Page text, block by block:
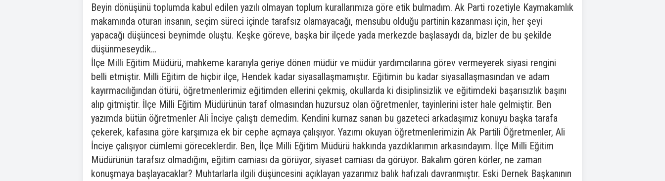
Beyin dönüşünü toplumda kabul edilen yazılı olmayan toplum kurallarımıza göre etik bulmadım. Ak Parti rozetiyle Kaymakamlık
makamında oturan insanın, seçim süreci içinde tarafsız olamayacağı, mensubu olduğu partinin kazanması için, her şeyi
yapacağı düşüncesi beynimde oluştu. Keşke göreve, başka bir ilçede yada merkezde başlasaydı da, bizler de bu şekilde
düşünmeseydik…
İlçe Milli Eğitim Müdürü, mahkeme kararıyla geriye dönen müdür ve müdür yardımcılarına görev vermeyerek siyasi rengini
belli etmiştir. Milli Eğitim de hiçbir ilçe, Hendek kadar siyasallaşmamıştır. Eğitimin bu kadar siyasallaşmasından ve adam
kayırmacılığından ötürü, öğretmenlerimiz eğitimden ellerini çekmiş, okullarda ki disiplinsizlik ve eğitimdeki başarısızlık başını
alıp gitmiştir. İlçe Milli Eğitim Müdürünün taraf olmasından huzursuz olan öğretmenler, tayinlerini ister hale gelmiştir. Ben
yazımda bütün öğretmenler Ali İnciye çalıştı demedim. Kendini kurnaz sanan bu gazeteci arkadaşımız konuyu başka tarafa
çekerek, kafasına göre karşımıza ek bir cephe açmaya çalışıyor. Yazımı okuyan öğretmenlerimizin Ak Partili Öğretmenler, Ali
İnciye çalışıyor cümlemi göreceklerdir. Ben, İlçe Milli Eğitim Müdürü hakkında yazdıklarımın arkasındayım. İlçe Milli Eğitim
Müdürünün tarafsız olmadığını, eğitim camiası da görüyor, siyaset camiası da görüyor. Bakalım gören körler, ne zaman
konuşmaya başlayacaklar? Muhtarlarla ilgili düşüncesini açıklayan yazarımız balık hafızalı davranmıştır. Eski Dernek Başkanının